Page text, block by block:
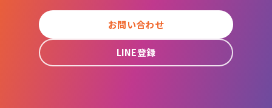
お問い合わせ
LINE登録